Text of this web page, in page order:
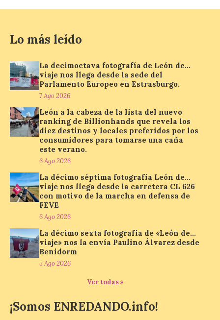
desde 1949. Los
contacte cuanto antes con los
propietarios para exigirles medidas
riesgo de colapso. Los procuradores de
Unión del Pueblo […]
La Universidad de León
distribuye folletos con la
programación del evento
del eclipse solar que
organiza con la ESA y el
Ayuntamiento
7 Ago 2026
en la Oficina de
León e incluyen, además
del programa del evento, una guía
práctica con recomendaciones
elaboradas por especialistas para
observar el eclipse con seguridad León, 7
de agosto de 2026. La programación […]
Lo más leído
La decimoctava fotografía de León de…
viaje nos llega desde la sede del
Parlamento Europeo en Estrasburgo.
7 Ago 2026
León a la cabeza de la lista del nuevo
ranking de Billionhands que revela los
diez destinos y locales preferidos por los
consumidores para tomarse una caña
este verano.
6 Ago 2026
La décimo séptima fotografía León de…
viaje nos llega desde la carretera CL 626
con motivo de la marcha en defensa de
FEVE
6 Ago 2026
La décimo sexta fotografía de «León de…
viaje» nos la envía Paulino Álvarez desde
Benidorm
5 Ago 2026
Ver todas »
¡Somos ENREDANDO.info!